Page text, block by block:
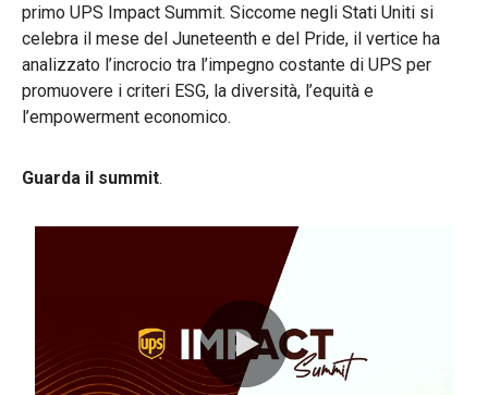
primo UPS Impact Summit. Siccome negli Stati Uniti si
celebra il mese del Juneteenth e del Pride, il vertice ha
analizzato l’incrocio tra l’impegno costante di UPS per
promuovere i criteri ESG, la diversità, l’equità e
l’empowerment economico.
Guarda il summit.